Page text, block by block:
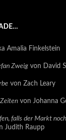
Amalia Finkelstein
Zweig von David
von Zach Leary
von Johanna
falls der Markt
Judith Raupp